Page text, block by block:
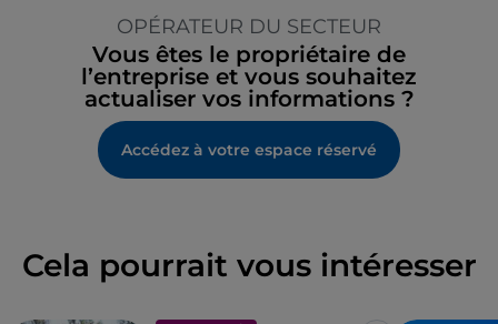
OPÉRATEUR DU SECTEUR
Vous êtes le propriétaire de
l’entreprise et vous souhaitez
actualiser vos informations ?
Accédez à votre espace réservé
Cela pourrait vous intéresser